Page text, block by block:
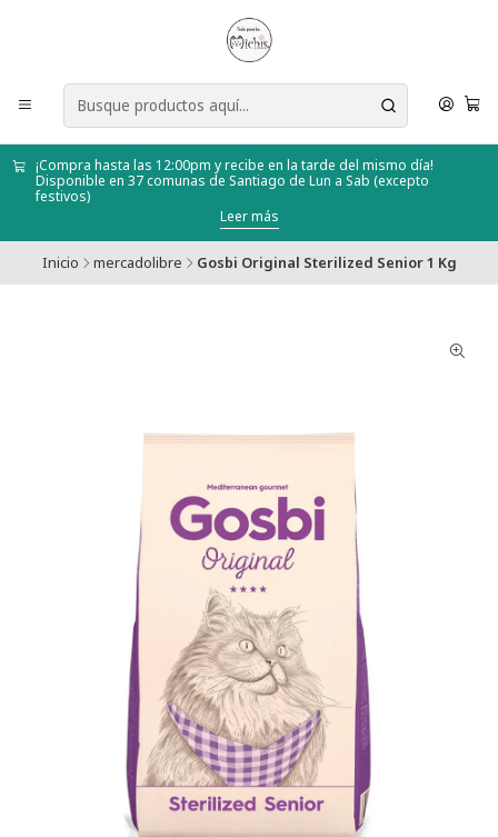
¡Compra hasta las 12:00pm y recibe en la tarde del mismo día!
Disponible en 37 comunas de Santiago de Lun a Sab (excepto
festivos)
Leer más
Inicio mercadolibre Gosbi Original Sterilized Senior 1 Kg